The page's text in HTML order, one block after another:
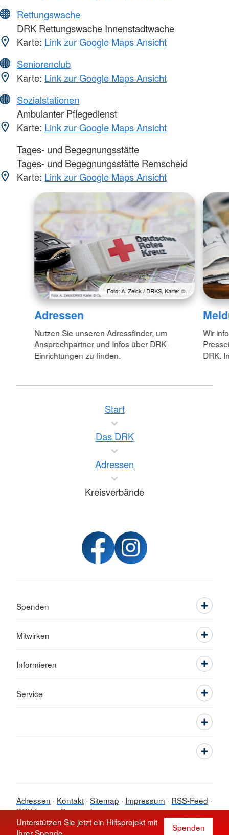
Rettungswache
DRK Rettungswache Innenstadtwache
Karte: Link zur Google Maps Ansicht
Seniorenclub
Karte: Link zur Google Maps Ansicht
Sozialstationen
Ambulanter Pflegedienst
Karte: Link zur Google Maps Ansicht
Tages- und Begegnungsstätte
Tages- und Begegnungsstätte Remscheid
Karte: Link zur Google Maps Ansicht
Foto: A. Zelck / DRKS, Karte: ©…
Adressen
Nutzen Sie unseren Adressfinder, um
Ansprechpartner und Infos über DRK-
Einrichtungen zu finden.
Wir
DRK.
Unterstützen Sie jetzt ein Hilfsprojekt mit
Spenden
Start
Das DRK
Adressen
Kreisverbände
Spenden
Mitwirken
Informieren
Service
Adressen Kontakt Sitemap Impressum
RSS-Feed
DRK intern Datenschutz
© 2026 Ortsverein Saarbrücken-